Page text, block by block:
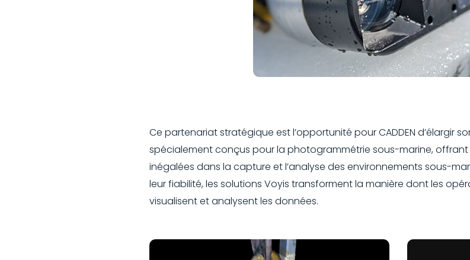
Ce partenariat stratégique est l’opportunité pour CADDEN d’élargir
spécialement conçus pour la photogrammétrie sous-marine, offrant
inégalées dans la capture et l’analyse des environnements sous-
leur fiabilité, les solutions Voyis transforment la manière dont les
visualisent et analysent les données.